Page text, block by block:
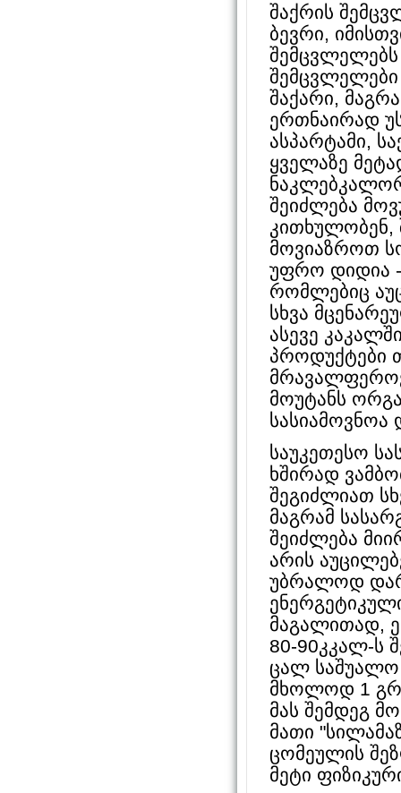
შაქრის
ბევრი,
შემცვლელებს
შაქარი,
ერთნაირად
ასპარტამი,
ყველაზე
შეიძლება
კითხულობენ,
მოვიაზროთ
უფრო დიდია
რომლებიც
სხვა
ასევე
პროდუქტები
მოუტანს
საუკეთესო
ხშირად
შეგიძლიათ
მაგრამ
შეიძლება
არის
უბრალოდ
მაგალითად,
80-90კკალ-ს
ცალ საშუალო
მხოლოდ 1
მას შემდეგ
მათი
ცომეულის
მეტი